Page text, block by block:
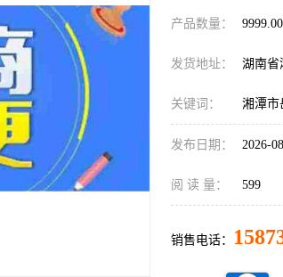
产品数量：
发货地址： 湖南省
关键词： 湘潭市
发布日期： 2026-
阅 读 量： 599
销售电话：